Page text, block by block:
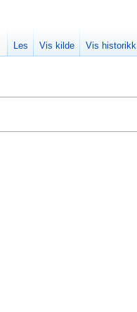
Les Vis kilde Vis historikk